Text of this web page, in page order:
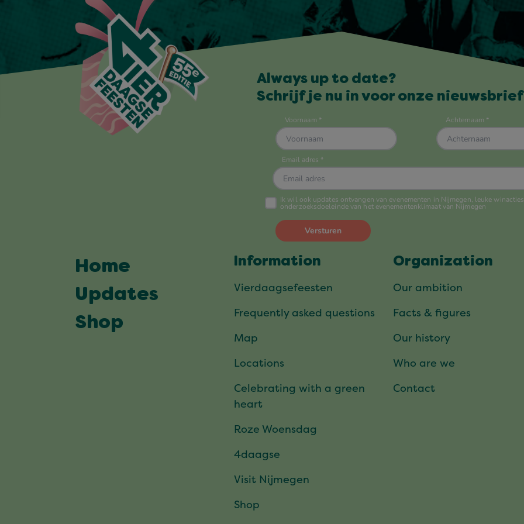
Always up to date?
Schrijf je nu in voor onze
Home
Updates
Shop
Information
Vierdaagsefeesten
Frequently asked questions
Map
Locations
Celebrating with a green
heart
Roze Woensdag
4daagse
Visit Nijmegen
Shop
Organization
Our ambition
Facts & figures
Our history
Who are we
Contact